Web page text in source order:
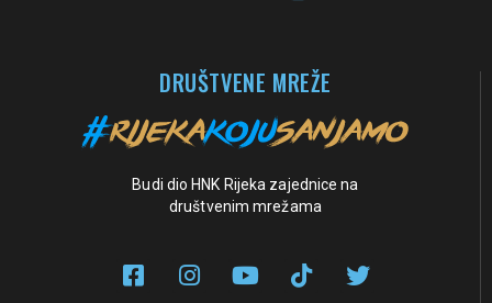
DRUŠTVENE MREŽE
Budi dio HNK Rijeka zajednice na
društvenim mrežama